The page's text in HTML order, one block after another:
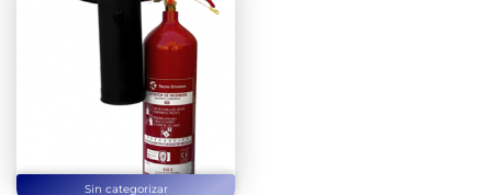
Sin categorizar